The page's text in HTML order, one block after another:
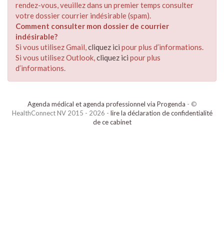
rendez-vous, veuillez dans un premier temps consulter
votre dossier courrier indésirable (spam).
Comment consulter mon dossier de courrier
indésirable?
Si vous utilisez Gmail,cliquez ici pour plus d’informations.
Si vous utilisez Outlook,cliquez ici pour plus
d’informations.
Agenda médical et agenda professionnel via Progenda - ©
HealthConnect NV 2015 - 2026 - lire la déclaration de confidentialité
de ce cabinet